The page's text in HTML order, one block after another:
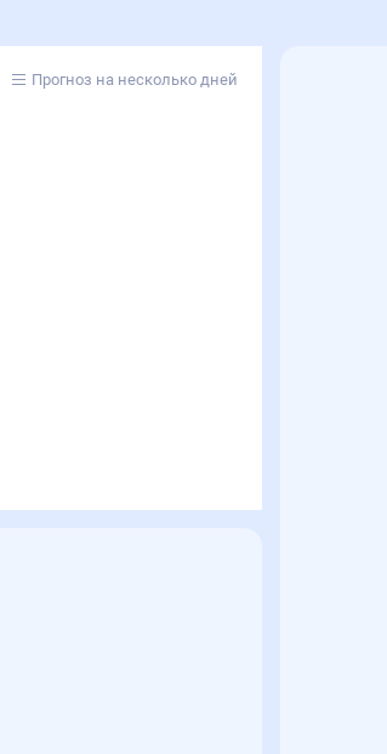
Прогноз на несколько дней